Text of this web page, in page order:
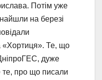
Потім уже
на березі
«Хортиця». Те, що
дуже
те, про що писали